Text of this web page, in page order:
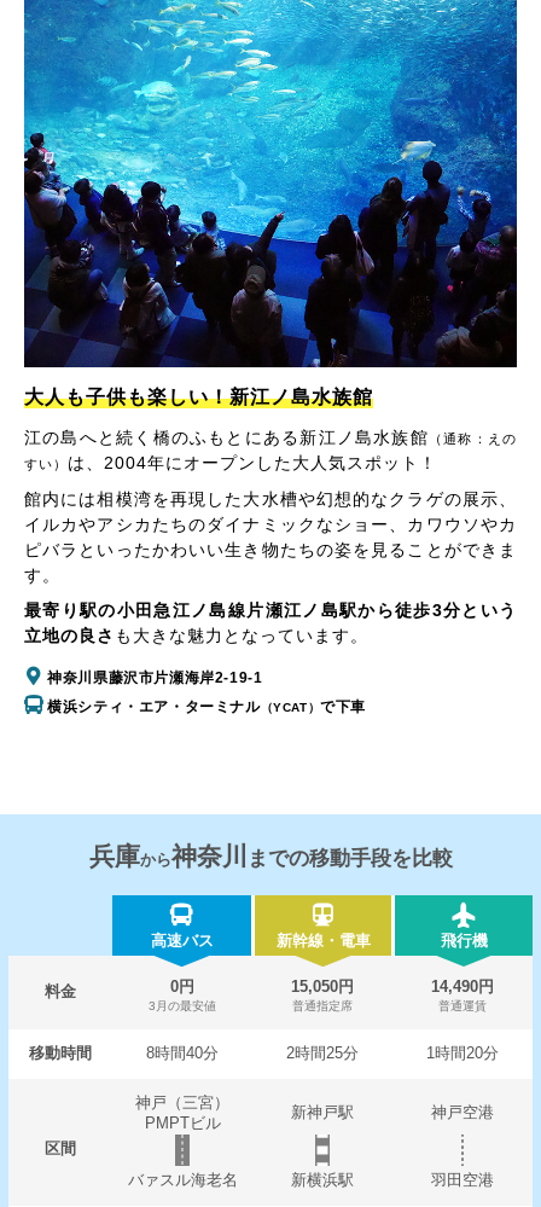
大人も子供も楽しい！新江ノ島水族館
江の島へと続く橋のふもとにある新江ノ島水族館 （通称：えの
すい） は、2004年にオープンした大人気スポット！
館内には相模湾を再現した大水槽や幻想的なクラゲの展示、
イルカやアシカたちのダイナミックなショー、カワウソやカ
ピバラといったかわいい生き物たちの姿を見ることができま
す。
最寄り駅の小田急江ノ島線片瀬江ノ島駅から徒歩3分という
立地の良さ も大きな魅力となっています。
神奈川県藤沢市片瀬海岸2-19-1
横浜シティ・エア・ターミナル（YCAT）で下車
兵庫から神奈川 までの移動手段を比較
高速バス 新幹線・電車 飛行機
料金 0円
3月の最安値
15,050円
普通指定席
14,490円
普通運賃
移動時間 8時間40分 2時間25分 1時間20分
区間
神戸（三宮）
PMPTビル
新神戸駅 神戸空港
バァスル海老名 新横浜駅 羽田空港